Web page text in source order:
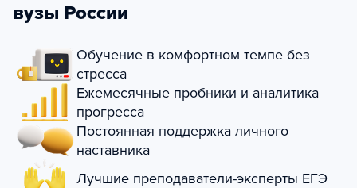
вузы России
Обучение в комфортном темпе без
стресса
Ежемесячные пробники и аналитика
прогресса
Постоянная поддержка личного
наставника
Лучшие преподаватели-эксперты ЕГЭ